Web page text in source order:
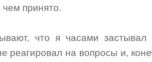
принято.
что я часами
реагировал на вопросы и,